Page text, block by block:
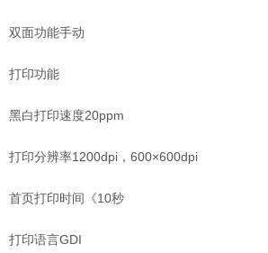
双面功能手动
打印功能
黑白打印速度20ppm
打印分辨率1200dpi，600×600dpi
首页打印时间《10秒
打印语言GDI